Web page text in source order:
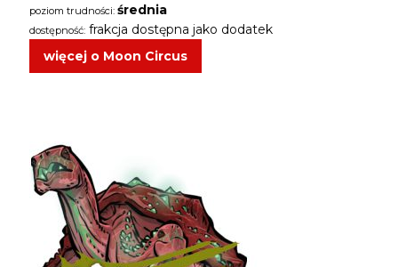
poziom trudności: średnia
dostępność: frakcja dostępna jako dodatek
więcej o Moon Circus